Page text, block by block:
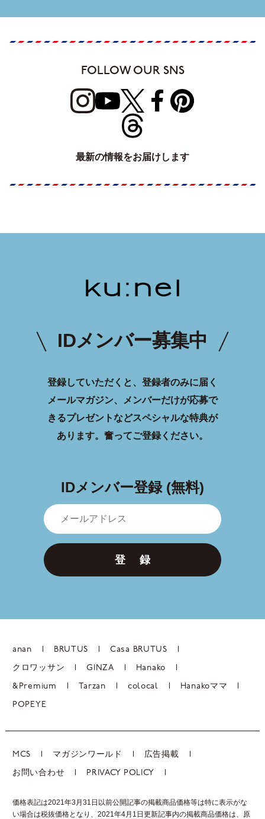
FOLLOW OUR SNS
最新の情報をお届けします
IDメンバー募集中
登録していただくと、登録者のみに届く
メールマガジン、メンバーだけが応募で
きるプレゼントなどスペシャルな特典が
あります。 奮ってご登録ください。
IDメンバー登録 (無料)
登 録
anan BRUTUS Casa BRUTUS
クロワッサン GINZA Hanako
&Premium Tarzan colocal Hanakoママ
POPEYE
MCS マガジンワールド 広告掲載
お問い合わせ PRIVACY POLICY
価格表記は2021年3月31日以前公開記事の掲載商品価格等は特に表示がな
い場合は税抜価格となり、2021年4月1日更新記事内の掲載商品価格は、 原